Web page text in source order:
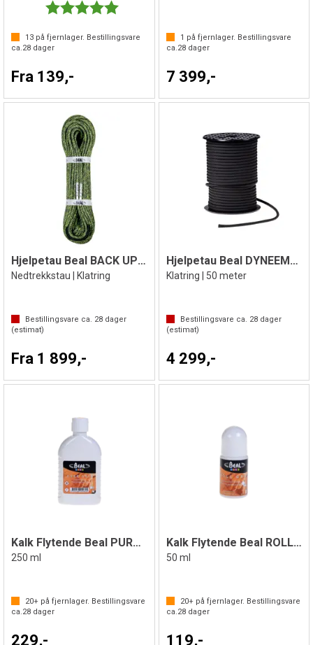
Karakter:
5.0 av 5 mulige
13 på fjernlager. Bestillingsvare
ca.28 dager
Fra 139,-
1 på fjernlager. Bestillingsvare
ca.28dager
7 399,-
Hjelpetau Beal BACK UP LINE 5 mm
Nedtrekkstau | Klatring
Bestillingsvare ca. 28 dager
(estimat)
Fra 1 899,-
Hjelpetau Beal DYNEEMA 5,5mmx50m
Klatring | 50 meter
Bestillingsvare ca. 28dager
(estimat)
4 299,-
Kalk Flytende Beal PURE GRIP
250 ml
20+ på fjernlager. Bestillingsvare
ca.28 dager
229,-
Kalk Flytende Beal ROLL GRIP
50 ml
20+på fjernlager. Bestillingsvare
ca.28dager
119,-